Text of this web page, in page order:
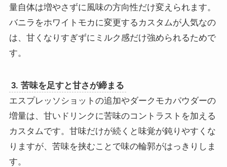
量自体は増やさずに風味の方向性だけ変えられます。
バニラをホワイトモカに変更するカスタムが人気なの
は、甘くなりすぎずにミルク感だけ強められるためで
す。
3. 苦味を足すと甘さが締まる
エスプレッソショットの追加やダークモカパウダーの
増量は、甘いドリンクに苦味のコントラストを加える
カスタムです。甘味だけが続くと味覚が鈍りやすくな
りますが、苦味を挟むことで味の輪郭がはっきりしま
す。